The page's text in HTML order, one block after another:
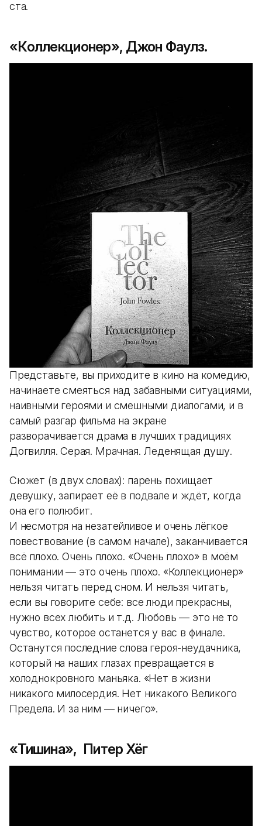
ста.
«Коллекционер», Джон Фаулз.
Представьте, вы приходите в кино на комедию,
начинаете смеяться над забавными ситуациями,
наивными героями и смешными диалогами, и в
самый разгар фильма на экране
разворачивается драма в лучших традициях
Догвилля. Серая. Мрачная. Леденящая душу.
Сюжет (в двух словах): парень похищает
девушку, запирает её в подвале и ждёт, когда
она его полюбит.
И несмотря на незатейливое и очень лёгкое
повествование (в самом начале), заканчивается
всё плохо. Очень плохо. «Очень плохо» в моём
понимании — это очень плохо. «Коллекционер»
нельзя читать перед сном. И нельзя читать,
если вы говорите себе: все люди прекрасны,
нужно всех любить и т.д. Любовь — это не то
чувство, которое останется у вас в финале.
Останутся последние слова героя-неудачника,
который на наших глазах превращается в
холоднокровного маньяка. «Нет в жизни
никакого милосердия. Нет никакого Великого
Предела. И за ним — ничего».
«Тишина», Питер Хёг